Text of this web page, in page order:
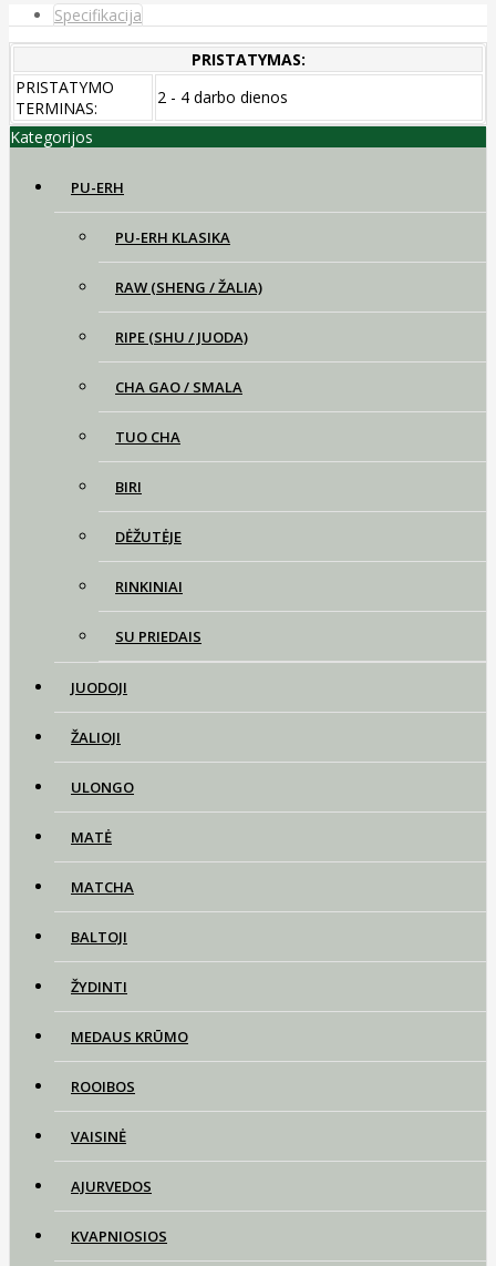
Specifikacija
PRISTATYMAS:
PRISTATYMO
TERMINAS:
2 - 4 darbo dienos
Kategorijos
PU-ERH
PU-ERH KLASIKA
RAW (SHENG / ŽALIA)
RIPE (SHU / JUODA)
CHA GAO / SMALA
TUO CHA
BIRI
DĖŽUTĖJE
RINKINIAI
SU PRIEDAIS
JUODOJI
ŽALIOJI
ULONGO
MATĖ
MATCHA
BALTOJI
ŽYDINTI
MEDAUS KRŪMO
ROOIBOS
VAISINĖ
AJURVEDOS
KVAPNIOSIOS